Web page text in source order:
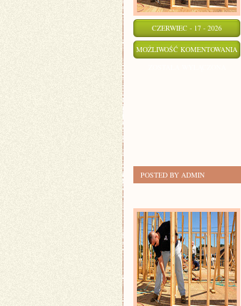
CZERWIEC - 17 - 2026
MOŻLIWOŚĆ KOMENTOWANIA
POSTED BY ADMIN